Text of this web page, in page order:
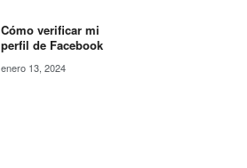
Cómo verificar mi
perfil de Facebook
enero 13, 2024